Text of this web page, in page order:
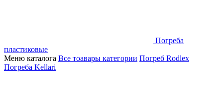
Погреба
пластиковые
Меню каталога Все тоавары категории Погреб Rodlex
Погреба Kellari